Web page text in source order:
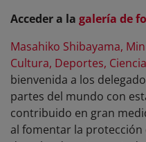
Acceder a la galería de
Masahiko Shibayama,
Cultura, Deportes,
bienvenida a los
partes del mundo con
contribuido en gran
al fomentar la protección